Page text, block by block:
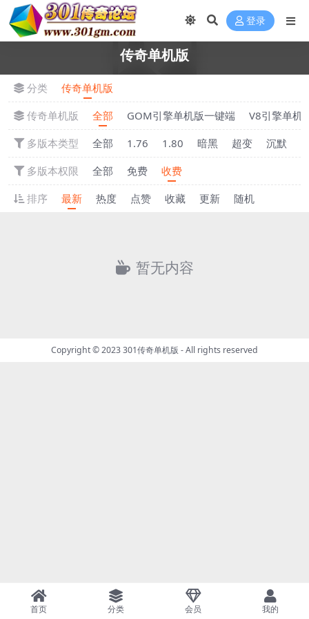
登录
传奇单机版
分类
传奇单机版
传奇单机版
全部 GOM引擎单机版一键端
V8引擎单机
多版本类型
全部 1.76 1.80 暗黑 超变 沉默
多版本权限
全部 免费
收费
排序
最新 热度 点赞 收藏 更新 随机
暂无内容
Copyright © 2023301传奇单机版 - All rights reserved
首页 分类 会员 我的